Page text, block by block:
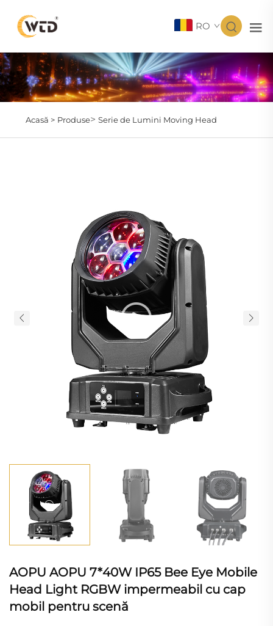
RO
Acasă > Produse> Serie de Lumini Moving Head
AOPU AOPU 7*40W IP65 Bee Eye Mobile
Head Light RGBW impermeabil cu cap
mobil pentru scenă